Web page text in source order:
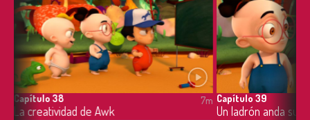
Capítulo 38
La creatividad de Awk
7m Capítulo 39
Un ladrón anda